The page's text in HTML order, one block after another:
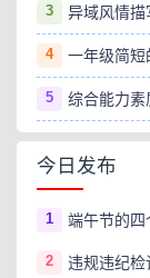
3 异域风情描
4 一年级简短
5 综合能力素
今日发布
1 端午节的四
2 违规违纪检